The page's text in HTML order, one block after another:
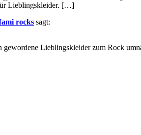
Lieblingskleider. […]
rocks sagt:
Lieblingskleider zum Rock